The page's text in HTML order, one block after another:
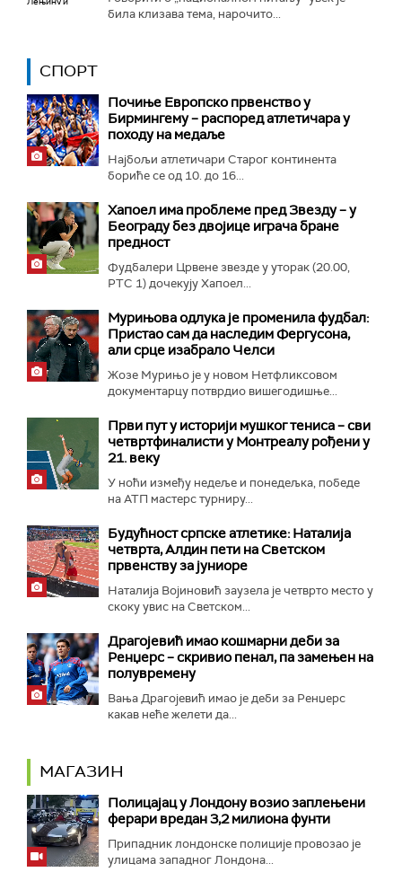
била клизава тема, нарочито...
СПОРТ
Почиње Европско првенство у
Бирмингему – распоред атлетичара у
походу на медаље
Најбољи атлетичари Старог континента
бориће се од 10. до 16...
Хапоел има проблеме пред Звезду – у
Београду без двојице играча бране
предност
Фудбалери Црвене звезде у уторак (20.00,
РТС 1) дочекују Хапоел...
Мурињова одлука је променила фудбал:
Пристао сам да наследим Фергусона,
али срце изабрало Челси
Жозе Мурињо је у новом Нетфликсовом
документарцу потврдио вишегодишње...
Први пут у историји мушког тениса – сви
четвртфиналисти у Монтреалу рођени у
21. веку
У ноћи између недеље и понедељка, победе
на АТП мастерс турниру...
Будућност српске атлетике: Наталија
четврта, Алдин пети на Светском
првенству за јуниоре
Наталија Војиновић заузела је четврто место у
скоку увис на Светском...
Драгојевић имао кошмарни деби за
Ренџерс – скривио пенал, па замењен на
полувремену
Вања Драгојевић имао је деби за Ренџерс
какав неће желети да...
МАГАЗИН
Полицајац у Лондону возио заплењени
ферари вредан 3,2 милиона фунти
Припадник лондонске полиције провозао је
улицама западног Лондона...